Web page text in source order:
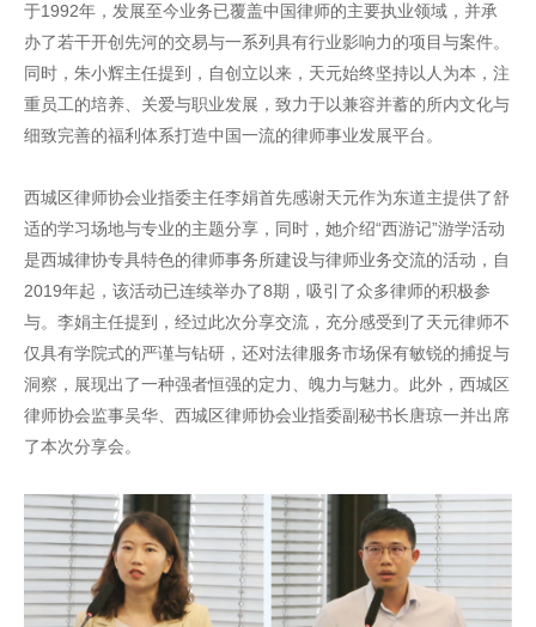
于1992年，发展至今业务已覆盖中国律师的主要执业领域，并承
办了若干开创先河的交易与一系列具有行业影响力的项目与案件。
同时，朱小辉主任提到，自创立以来，天元始终坚持以人为本，注
重员工的培养、关爱与职业发展，致力于以兼容并蓄的所内文化与
细致完善的福利体系打造中国一流的律师事业发展平台。
西城区律师协会业指委主任李娟首先感谢天元作为东道主提供了舒
适的学习场地与专业的主题分享，同时，她介绍“西游记”游学活动
是西城律协专具特色的律师事务所建设与律师业务交流的活动，自
2019年起，该活动已连续举办了8期，吸引了众多律师的积极参
与。李娟主任提到，经过此次分享交流，充分感受到了天元律师不
仅具有学院式的严谨与钻研，还对法律服务市场保有敏锐的捕捉与
洞察，展现出了一种强者恒强的定力、魄力与魅力。此外，西城区
律师协会监事吴华、西城区律师协会业指委副秘书长唐琼一并出席
了本次分享会。